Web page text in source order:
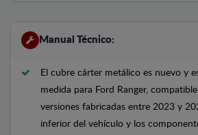
Manual Técnico:
El cubre cárter metálico es nuevo y
medida para Ford Ranger,
versiones fabricadas entre 2023 y
inferior del vehículo y los